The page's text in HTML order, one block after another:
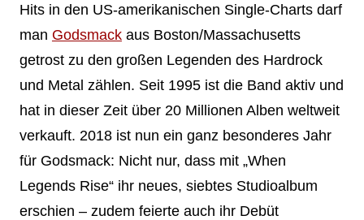
Hits in den US-amerikanischen Single-Charts darf
man Godsmackaus Boston/Massachusetts
getrost zu den großen Legenden des Hardrock
und Metal zählen. Seit 1995 ist die Band aktiv und
hat in dieser Zeit über 20 Millionen Alben weltweit
verkauft. 2018 ist nun ein ganz besonderes Jahr
für Godsmack: Nicht nur, dass mit „When
Legends Rise“ ihr neues, siebtes Studioalbum
erschien – zudem feierte auch ihr Debüt